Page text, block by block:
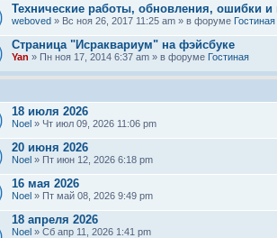
Технические работы, обновления, ошибки
weboved » Вс ноя 26, 2017 11:25 am » в форуме Гостиная
Страница "Исраквариум" на фэйсбуке
Yan » Пн ноя 17, 2014 6:37 am » в форуме Гостиная
18 июля 2026
Noel » Чт июл 09, 2026 11:06 pm
20 июня 2026
Noel » Пт июн 12, 2026 6:18 pm
16 мая 2026
Noel » Пт май 08, 2026 9:49 pm
18 апреля 2026
Noel » Сб апр 11, 2026 1:41 pm